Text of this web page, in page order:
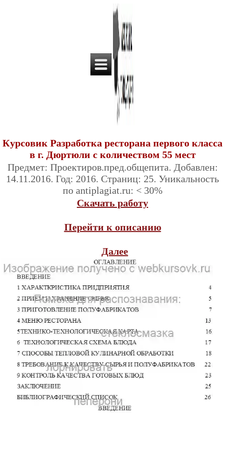
Курсовик Разработка ресторана первого класса
в г. Дюртюли с количеством 55 мест
Предмет: Проектиров.пред.общепита. Добавлен:
14.11.2016. Год: 2016. Страниц: 25. Уникальность
по antiplagiat.ru: < 30%
Скачать работу
Перейти к описанию
Далее